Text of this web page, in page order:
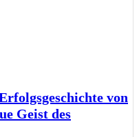
von
Geist des